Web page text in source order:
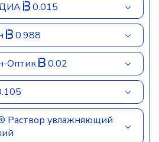
0.015
0.988
Оптик 0.02
увлажняющий